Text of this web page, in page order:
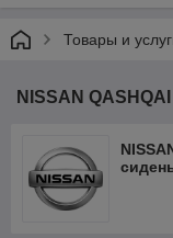
Товары и
NISSAN QASHQAI